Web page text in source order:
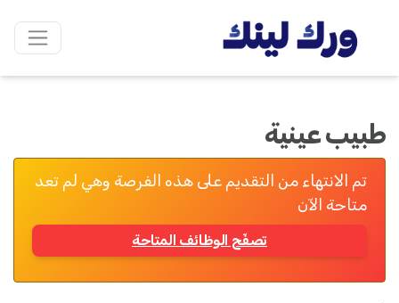
طبيب عينية
تم الانتهاء من التقديم على هذه الفرصة وهي لم تعد
متاحة الآن
تصفّح الوظائف المتاحة